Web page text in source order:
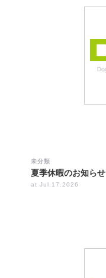
未分類
夏季休暇のお知らせ
at Jul.17.2026